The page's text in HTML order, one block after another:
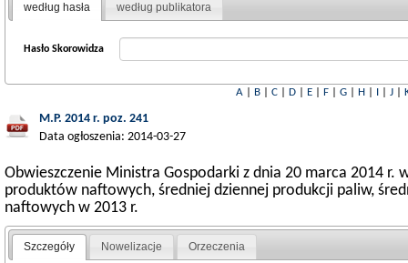
według hasła według publikatora
Hasło Skorowidza
A| B| C| D| E| F| G| H| I| J|
M.P. 2014 r. poz. 241
Data ogłoszenia: 2014-03-27
Obwieszczenie Ministra Gospodarki z dnia 20 marca 2014
produktów naftowych, średniej dziennej produkcji paliw,
naftowych w 2013 r.
Szczegóły Nowelizacje Orzeczenia